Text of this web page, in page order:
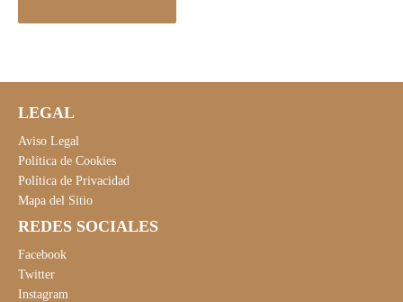
LEGAL
Aviso Legal
Política de Cookies
Política de Privacidad
Mapa del Sitio
REDES SOCIALES
Facebook
Twitter
Instagram